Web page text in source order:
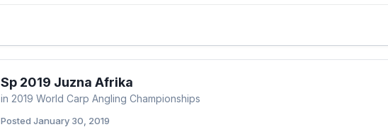
Sp 2019 Juzna Afrika
in 2019 World Carp Angling Championships
Posted January 30, 2019